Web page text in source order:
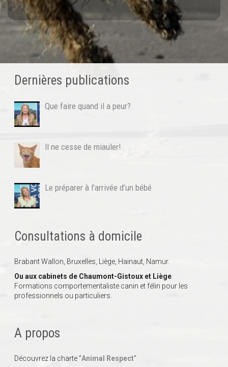
Dernières publications
Que faire quand il a peur?
Il ne cesse de miauler!
Le préparer à l’arrivée d’un bébé
Consultations à domicile
Brabant Wallon, Bruxelles, Liège, Hainaut, Namur.
Ou aux cabinets de Chaumont-Gistoux et Liège.
Formations comportementaliste canin et félin pour les
professionnels ou particuliers.
A propos
Découvrez la charte "Animal Respect"